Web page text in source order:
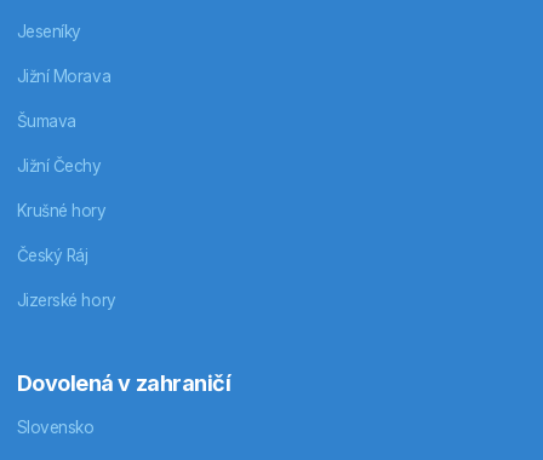
Jeseníky
Jižní Morava
Šumava
Jižní Čechy
Krušné hory
Český Ráj
Jizerské hory
Dovolená v zahraničí
Slovensko